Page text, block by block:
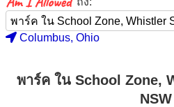
Columbus, Ohio
พาร์ค ใน School Zone,
NSW